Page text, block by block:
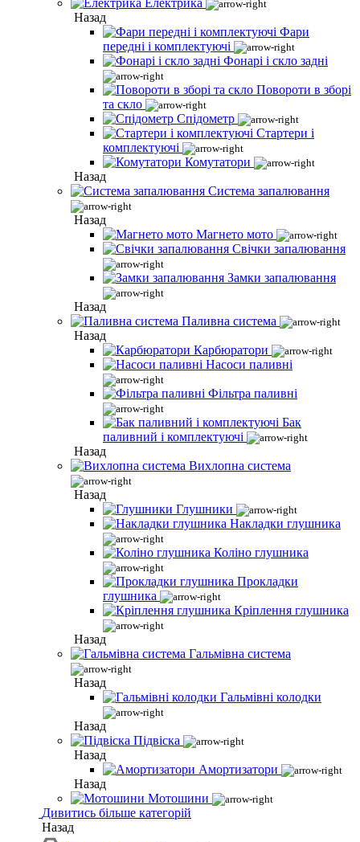
Електрика
Назад
Фари
передні і комплектуючі
Фонарі і скло задні
Повороти в зборі
та скло
Спідометр
Стартери і
комплектуючі
Комутатори
Назад
Система запалювання
Назад
Магнето мото
Свічки запалювання
Замки запалювання
Назад
Паливна система
Назад
Карбюратори
Насоси паливні
Фільтра паливні
Бак
паливний і комплектуючі
Назад
Вихлопна система
Назад
Глушники
Накладки глушника
Коліно глушника
Прокладки
глушника
Кріплення глушника
Назад
Гальмівна система
Назад
Гальмівні колодки
Назад
Підвіска
Назад
Амортизатори
Назад
Мотошини
Дивитись більше категорій
Назад